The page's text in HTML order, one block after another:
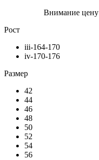
Внимание цену
Рост
iii-164-170
iv-170-176
Размер
42
44
46
48
50
52
54
56